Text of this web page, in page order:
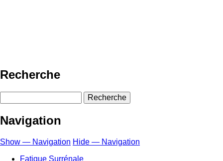
Recherche
Navigation
Show — Navigation Hide — Navigation
Fatigue Surrénale